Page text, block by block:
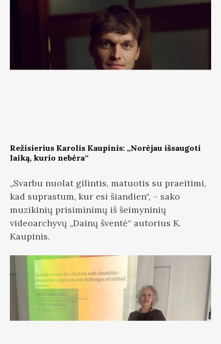
Režisierius Karolis Kaupinis: „Norėjau išsaugoti
laiką, kurio nebėra“
„Svarbu nuolat gilintis, matuotis su praeitimi,
kad suprastum, kur esi šiandien“, – sako
muzikinių prisiminimų iš šeimyninių
videoarchyvų „Dainų šventė“ autorius K.
Kaupinis.